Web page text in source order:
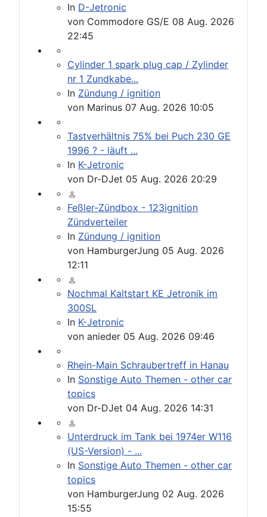
In D-Jetronic
von Commodore GS/E 08 Aug. 2026
22:45
Cylinder 1 spark plug cap / Zylinder
nr 1 Zundkabe...
In Zündung / ignition
von Marinus 07 Aug. 2026 10:05
Tastverhältnis 75% bei Puch 230 GE
1996 ? - läuft ...
In K-Jetronic
von Dr-DJet 05 Aug. 2026 20:29
Feßler-Zündbox - 123ignition
Zündverteiler
In Zündung / ignition
von HamburgerJung 05 Aug. 2026
12:11
Nochmal Kaltstart KE Jetronik im
300SL
In K-Jetronic
von anieder 05 Aug. 2026 09:46
Rhein-Main Schraubertreff in Hanau
In Sonstige Auto Themen - other car
topics
von Dr-DJet 04 Aug. 2026 14:31
Unterdruck im Tank bei 1974er W116
(US-Version) - ...
In Sonstige Auto Themen - other car
topics
von HamburgerJung 02 Aug. 2026
15:55